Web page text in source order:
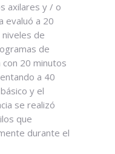
axilares y / o
evaluó a 20
de
de
20 minutos
a 40
y el
se realizó
que
durante el